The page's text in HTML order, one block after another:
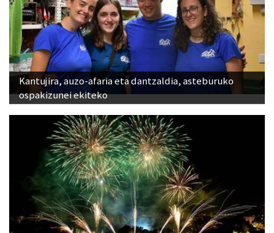
Kantujira, auzo-afaria eta dantzaldia, asteburuko
ospakizunei ekiteko